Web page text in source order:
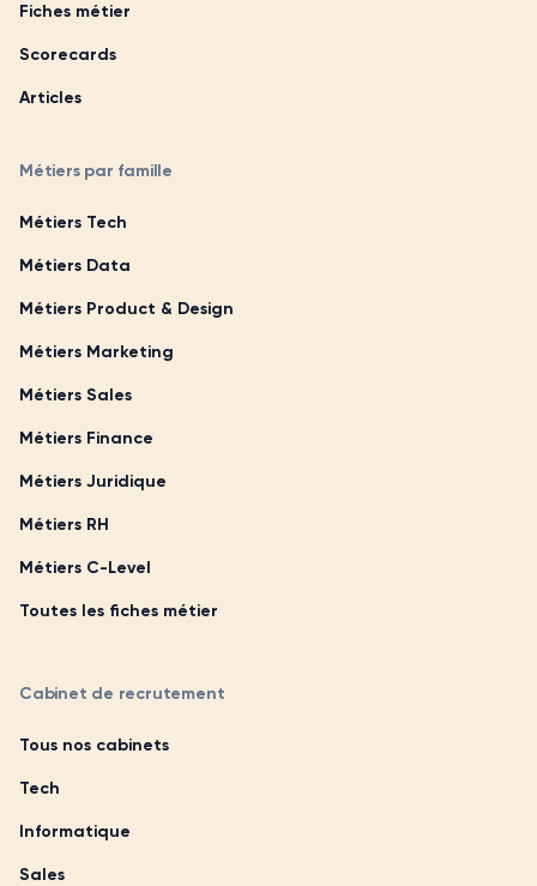
Fiches métier
Scorecards
Articles
Métiers par famille
Métiers Tech
Métiers Data
Métiers Product & Design
Métiers Marketing
Métiers Sales
Métiers Finance
Métiers Juridique
Métiers RH
Métiers C-Level
Toutes les fiches métier
Cabinet de recrutement
Tous nos cabinets
Tech
Informatique
Sales